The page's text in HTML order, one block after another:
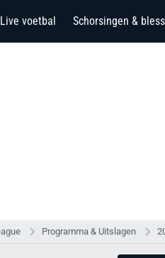
Live voetbal Schorsingen &
Programma & Uitslagen